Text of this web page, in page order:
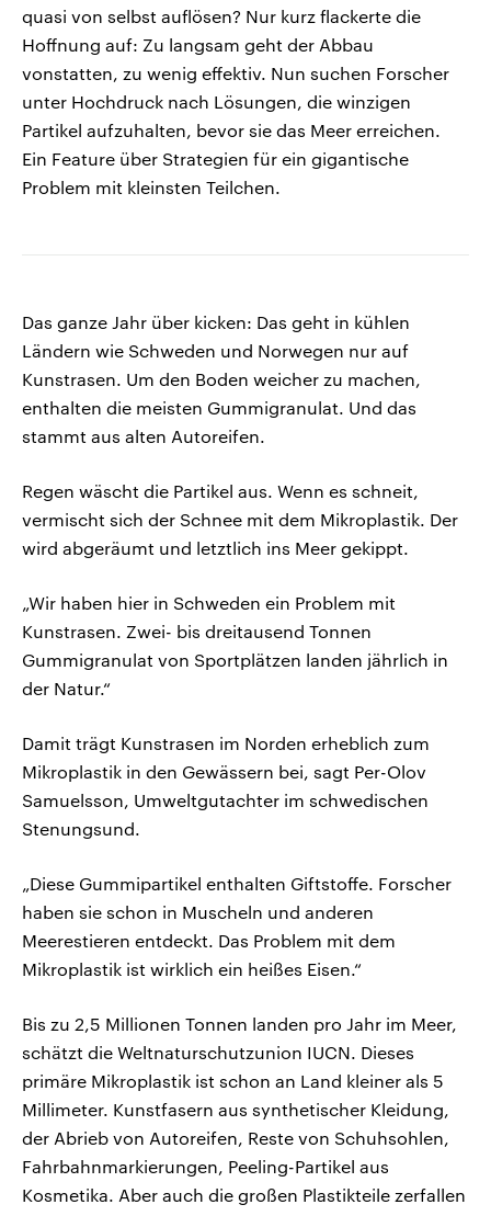
quasi von selbst auflösen? Nur kurz flackerte die
Hoffnung auf: Zu langsam geht der Abbau
vonstatten, zu wenig effektiv. Nun suchen Forscher
unter Hochdruck nach Lösungen, die winzigen
Partikel aufzuhalten, bevor sie das Meer erreichen.
Ein Feature über Strategien für ein gigantische
Problem mit kleinsten Teilchen.
Das ganze Jahr über kicken: Das geht in kühlen
Ländern wie Schweden und Norwegen nur auf
Kunstrasen. Um den Boden weicher zu machen,
enthalten die meisten Gummigranulat. Und das
stammt aus alten Autoreifen.
Regen wäscht die Partikel aus. Wenn es schneit,
vermischt sich der Schnee mit dem Mikroplastik. Der
wird abgeräumt und letztlich ins Meer gekippt.
„Wir haben hier in Schweden ein Problem mit
Kunstrasen. Zwei- bis dreitausend Tonnen
Gummigranulat von Sportplätzen landen jährlich in
der Natur.“
Damit trägt Kunstrasen im Norden erheblich zum
Mikroplastik in den Gewässern bei, sagt Per-Olov
Samuelsson, Umweltgutachter im schwedischen
Stenungsund.
„Diese Gummipartikel enthalten Giftstoffe. Forscher
haben sie schon in Muscheln und anderen
Meerestieren entdeckt. Das Problem mit dem
Mikroplastik ist wirklich ein heißes Eisen.“
Bis zu 2,5 Millionen Tonnen landen pro Jahr im Meer,
schätzt die Weltnaturschutzunion IUCN. Dieses
primäre Mikroplastik ist schon an Land kleiner als 5
Millimeter. Kunstfasern aus synthetischer Kleidung,
der Abrieb von Autoreifen, Reste von Schuhsohlen,
Fahrbahnmarkierungen, Peeling-Partikel aus
Kosmetika. Aber auch die großen Plastikteile zerfallen